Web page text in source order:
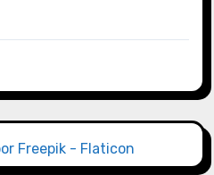
Freepik - Flaticon